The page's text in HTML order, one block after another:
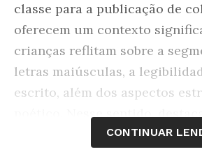
classe para a publicação de
oferecem um contexto
crianças reflitam sobre a
letras maiúsculas, a
escrito, além dos aspectos
poético. Nesse sentido,
reflexão, que propõe a
CONTINUAR